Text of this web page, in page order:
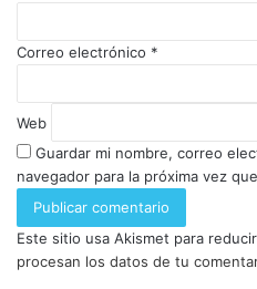
Correo electrónico *
Web
Guardar mi nombre, correo
navegador para la próxima vez
Este sitio usa Akismet para
procesan los datos de tu